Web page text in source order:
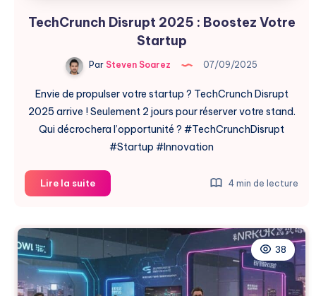
TechCrunch Disrupt 2025 : Boostez Votre
Startup
Par Steven Soarez 07/09/2025
Envie de propulser votre startup ? TechCrunch Disrupt
2025 arrive ! Seulement 2 jours pour réserver votre stand.
Qui décrochera l’opportunité ? #TechCrunchDisrupt
#Startup #Innovation
Lire la suiteTechCrunch
Disrupt
:
Boostez
Votre
Startup
4 min de lecture
38